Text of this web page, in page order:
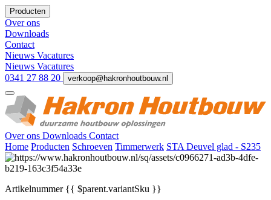
Producten
Over ons
Downloads
Contact
Nieuws Vacatures
Nieuws Vacatures
0341 27 88 20
verkoop@hakronhoutbouw.nl
Over ons Downloads Contact
Home Producten Schroeven Timmerwerk STA Deuvel glad - S235
Artikelnummer{{ $parent.variantSku }}